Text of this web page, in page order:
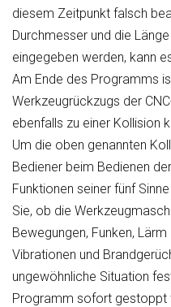
diesem Zeitpunkt falsch
Durchmesser und die
eingegeben werden, kann
Am Ende des Programms
Werkzeugrückzugs der
ebenfalls zu einer Kollision
Um die oben genannten
Bediener beim Bedienen
Funktionen seiner fünf
Sie, ob die
Bewegungen, Funken,
Vibrationen und
ungewöhnliche Situation
Programm sofort gestoppt